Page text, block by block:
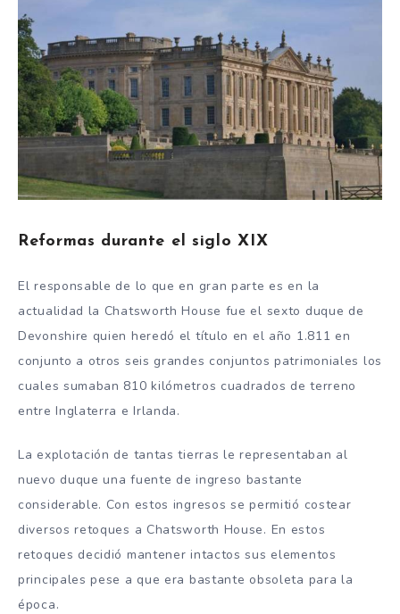
Reformas durante el siglo XIX
El responsable de lo que en gran parte es en la
actualidad la Chatsworth House fue el sexto duque de
Devonshire quien heredó el título en el año 1.811 en
conjunto a otros seis grandes conjuntos patrimoniales los
cuales sumaban 810 kilómetros cuadrados de terreno
entre Inglaterra e Irlanda.
La explotación de tantas tierras le representaban al
nuevo duque una fuente de ingreso bastante
considerable. Con estos ingresos se permitió costear
diversos retoques a Chatsworth House. En estos
retoques decidió mantener intactos sus elementos
principales pese a que era bastante obsoleta para la
época.